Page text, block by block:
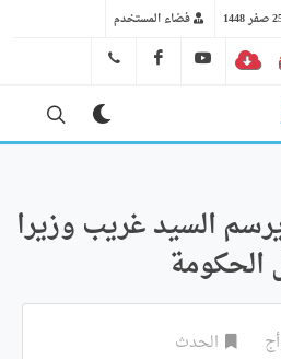
فضاء المستخدم
YT
FB
السيد غريب وزيرا
الحكومة
الحدث